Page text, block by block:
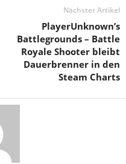
Nächster Artikel
PlayerUnknown’s
Battlegrounds – Battle
Royale Shooter bleibt
Dauerbrenner in den
Steam Charts